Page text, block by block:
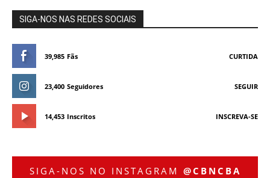
SIGA-NOS NAS REDES SOCIAIS
39,985 Fãs CURTIDA
23,400 Seguidores SEGUIR
14,453 Inscritos INSCREVA-SE
SIGA-NOS NO INSTAGRAM @CBNCBA